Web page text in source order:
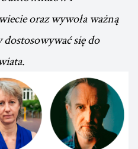
oraz wywoła ważną
się do